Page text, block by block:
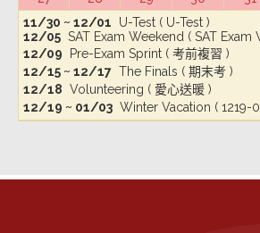
11/30 ~ 12/01 U-Test ( U-Test )
12/05 SAT Exam Weekend ( SAT Exam
12/09 Pre-Exam Sprint ( 考前複習 )
12/15 ~ 12/17 The Finals ( 期末考 )
12/18 Volunteering ( 愛心送暖 )
12/19 ~ 01/03 Winter Vacation ( 1219-